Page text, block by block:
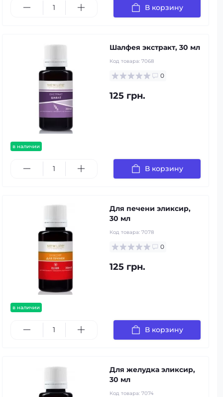
В корзину
в наличии
Шалфея экстракт, 30 мл
Код товара: 7068
0
125 грн.
В корзину
в наличии
Для печени эликсир,
30 мл
Код товара: 7078
0
125 грн.
В корзину
Для желудка эликсир,
30 мл
Код товара: 7074